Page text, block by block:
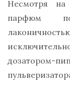
Несмотря на
парфюм
дозатором-